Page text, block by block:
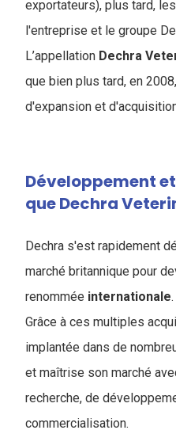
exportateurs), plus tard,
l'entreprise et le groupe
L’appellation Dechra
que bien plus tard, en
d'expansion et
Développement
que Dechra
Dechra s'est rapidement
marché britannique pour
renommée internationale.
Grâce à ces multiples
implantée dans de
et maîtrise son marché
recherche, de
commercialisation.